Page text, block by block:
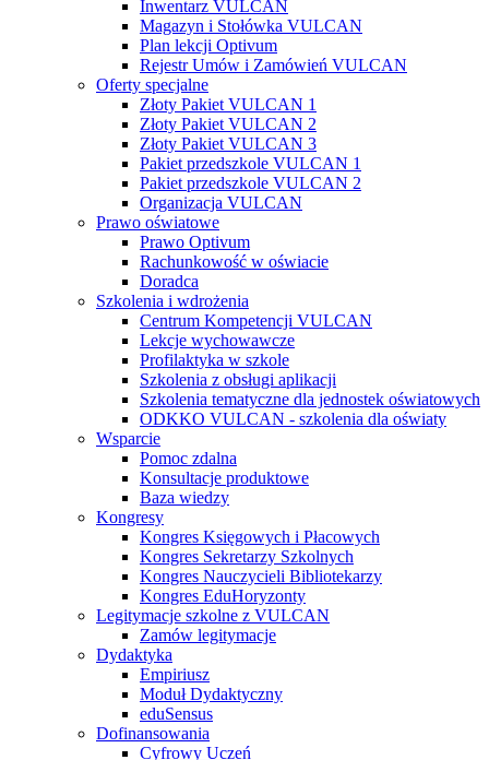
Inwentarz VULCAN
Magazyn i Stołówka VULCAN
Plan lekcji Optivum
Rejestr Umów i Zamówień VULCAN
Oferty specjalne
Złoty Pakiet VULCAN 1
Złoty Pakiet VULCAN 2
Złoty Pakiet VULCAN 3
Pakiet przedszkole VULCAN 1
Pakiet przedszkole VULCAN 2
Organizacja VULCAN
Prawo oświatowe
Prawo Optivum
Rachunkowość w oświacie
Doradca
Szkolenia i wdrożenia
Centrum Kompetencji VULCAN
Lekcje wychowawcze
Profilaktyka w szkole
Szkolenia z obsługi aplikacji
Szkolenia tematyczne dla jednostek oświatowych
ODKKO VULCAN - szkolenia dla oświaty
Wsparcie
Pomoc zdalna
Konsultacje produktowe
Baza wiedzy
Kongresy
Kongres Księgowych i Płacowych
Kongres Sekretarzy Szkolnych
Kongres Nauczycieli Bibliotekarzy
Kongres EduHoryzonty
Legitymacje szkolne z VULCAN
Zamów legitymacje
Dydaktyka
Empiriusz
Moduł Dydaktyczny
eduSensus
Dofinansowania
Cyfrowy Uczeń